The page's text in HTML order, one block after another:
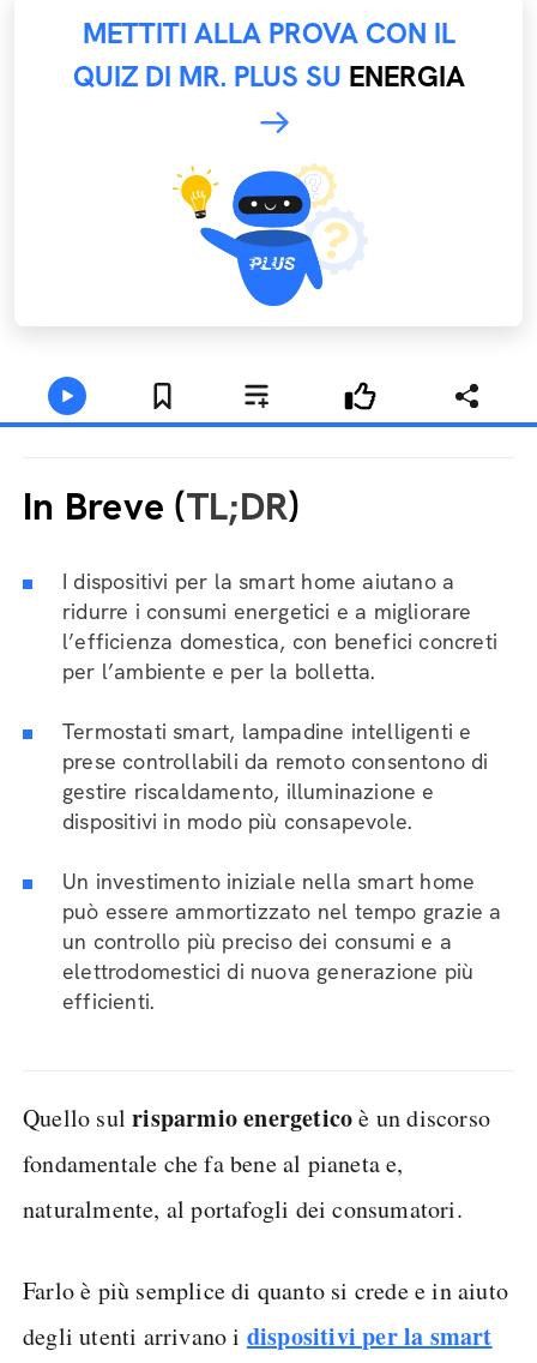
METTITI ALLA PROVA CON IL
QUIZ DI MR. PLUS SU ENERGIA
In Breve (TL;DR)
I dispositivi per la smart home aiutano a
ridurre i consumi energetici e a migliorare
l’efficienza domestica, con benefici concreti
per l’ambiente e per la bolletta.
Termostati smart, lampadine intelligenti e
prese controllabili da remoto consentono di
gestire riscaldamento, illuminazione e
dispositivi in modo più consapevole.
Un investimento iniziale nella smart home
può essere ammortizzato nel tempo grazie a
un controllo più preciso dei consumi e a
elettrodomestici di nuova generazione più
efficienti.
Quello sulrisparmio energeticoè un discorso
fondamentale che fa bene al pianeta e,
naturalmente, al portafogli dei consumatori.
Farlo è più semplice di quanto si crede e in aiuto
degli utenti arrivano i dispositivi per la smart